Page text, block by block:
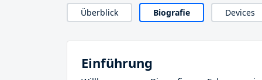
Überblick Biografie Devices
Einführung